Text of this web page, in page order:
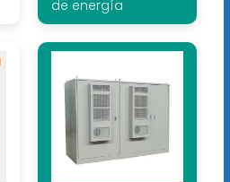
de energía